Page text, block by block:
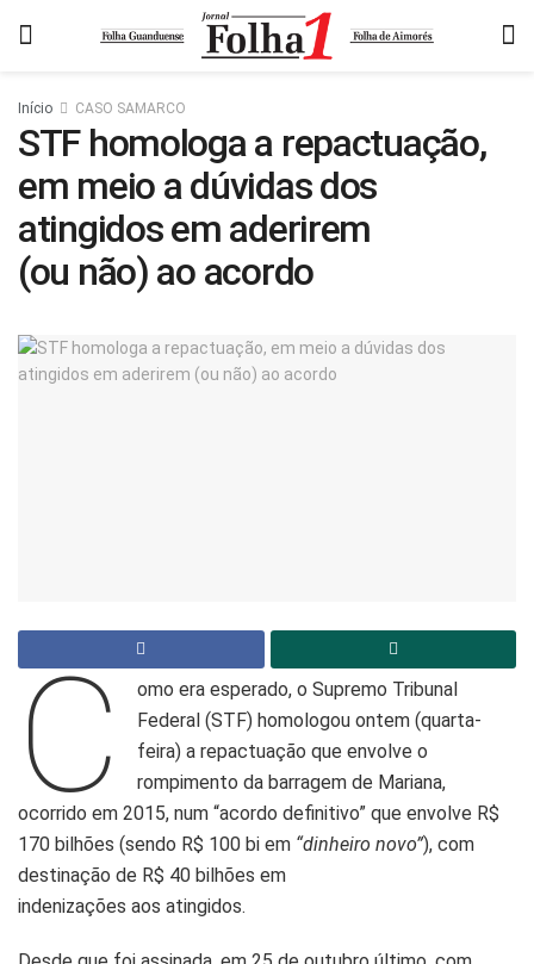
Início CASO SAMARCO
STF homologa a repactuação,
em meio a dúvidas dos
atingidos em aderirem
(ou não) ao acordo
C
omo era esperado, o Supremo Tribunal
Federal (STF) homologou ontem (quarta-
feira) a repactuação que envolve o
rompimento da barragem de Mariana,
ocorrido em 2015, num “acordo definitivo” que envolve R$
170 bilhões (sendo R$ 100 bi em “dinheiro novo”), com
destinação de R$ 40 bilhões em
indenizações aos atingidos.